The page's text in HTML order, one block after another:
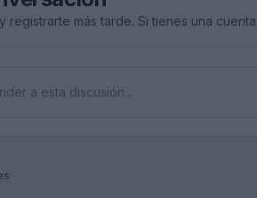
registrarte más tarde. Si tienes una cuenta,
a esta discusión...